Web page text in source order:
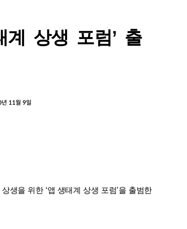
계 상생 포럼’ 출
11월 9일
생을 위한 ‘앱 생태계 상생 포럼’을 출범한